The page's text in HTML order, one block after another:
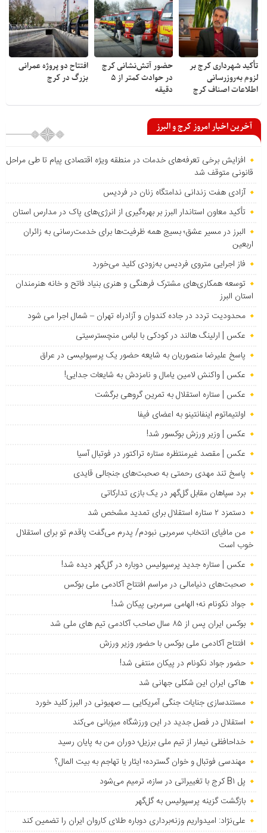
تأکید شهرداری کرج بر
لزوم به‌روزرسانی
اطلاعات اصناف کرج
حضور آتش‌نشانی کرج
در حوادث کمتر از ۵
دقیقه
افتتاح دو پروژه عمرانی
بزرگ در کرج
آخرین اخبار امروز کرج و البرز
افزایش برخی تعرفه‌های خدمات در منطقه ویژه اقتصادی پیام تا طی مراحل
قانونی متوقف شد
آزادی هفت زندانی ندامتگاه زنان در فردیس
تأکید معاون استاندار البرز بر بهره‌گیری از انرژی‌های پاک در مدارس استان
البرز در مسیر عشق؛ بسیج همه ظرفیت‌ها برای خدمت‌رسانی به زائران
اربعین
فاز اجرایی متروی فردیس به‌زودی کلید می‌خورد
توسعه همکاری‌های مشترک فرهنگی و هنری بنیاد فاتح و خانه هنرمندان
استان البرز
محدودیت تردد در جاده کندوان و آزادراه تهران – شمال اجرا می شود
عکس | ارلینگ هالند در کودکی با لباس منچسترسیتی
پاسخ علیرضا منصوریان به شایعه حضور یک پرسپولیسی در عراق
عکس | واکنش لامین یامال و نامزدش به شایعات جدایی!
عکس | ستاره استقلال به تمرین گروهی برگشت
اولتیماتوم اینفانتینو به اعضای فیفا
عکس | وزیر ورزش بوکسور شد!
عکس | مقصد غیرمنتظره ستاره تراکتور در فوتبال آسیا
پاسخ تند مهدی رحمتی به صحبت‌های جنجالی قایدی
برد سپاهان مقابل گل‌گهر در یک بازی تدارکاتی
دستمزد ۲ ستاره استقلال برای تمدید مشخص شد
من مافیای انتخاب سرمربی نبودم/ پدرم می‌گفت پاقدم تو برای استقلال
خوب است
عکس | ستاره جدید پرسپولیس دوباره در گل‌گهر دیده شد!
صحبت‌های دنیامالی در مراسم افتتاح آکادمی ملی بوکس
جواد نکونام نه؛ الهامی سرمربی پیکان شد!
بوکس ایران پس از ۸۵ سال صاحب آکادمی تیم های ملی شد
افتتاح آکادمی ملی بوکس با حضور وزیر ورزش
حضور جواد نکونام در پیکان منتفی شد!
هاکی ایران این شکلی جهانی شد
مستندسازی جنایات جنگی آمریکایی ــ صهیونی در البرز کلید خورد
استقلال در فصل جدید در این ورزشگاه میزبانی می‌کند
خداحافظی نیمار از تیم ملی برزیل؛ دوران من به پایان رسید
مهندسی فوتبال و خوان گسترده؛ ایثار یا تهاجم به بیت المال؟
پل B۱ کرج با تغییراتی در سازه، ترمیم می‌شود
بازگشت گزینه پرسپولیس به ‌گل‌گهر
علی‌نژاد: امیدواریم وزنه‌برداری دوباره طلای کاروان ایران را تضمین کند